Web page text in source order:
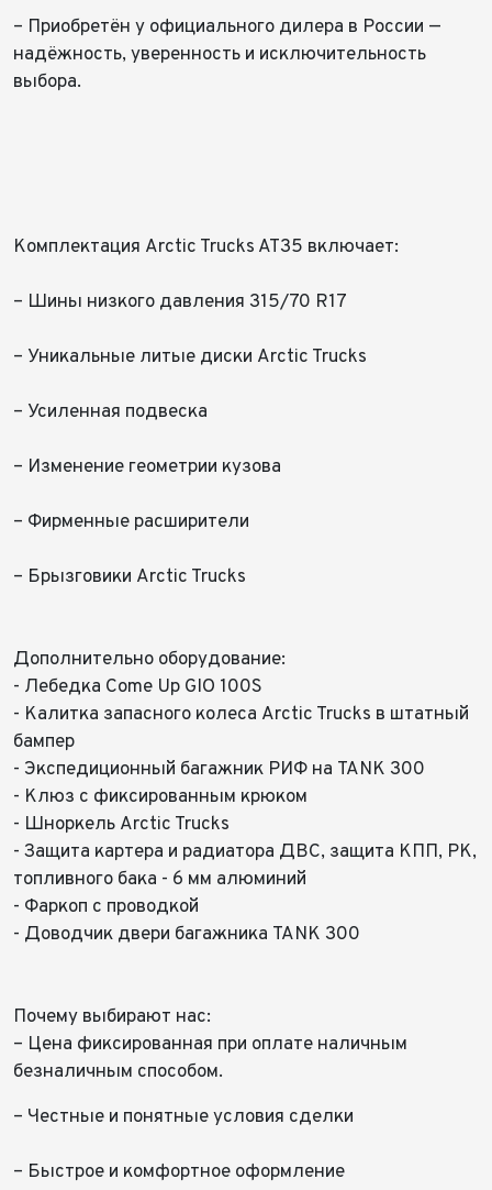
– Приобретён у официального дилера в России —
надёжность, уверенность и исключительность
выбора.
Комплектация Arctic Trucks AT35 включает:
– Шины низкого давления 315/70 R17
– Уникальные литые диски Arctic Trucks
– Усиленная подвеска
– Изменение геометрии кузова
– Фирменные расширители
– Брызговики Arctic Trucks
Дополнительно оборудование:
- Лебедка Come Up GIO 100S
- Калитка запасного колеса Arctic Trucks в штатный
бампер
- Экспедиционный багажник РИФ на TANK 300
- Клюз с фиксированным крюком
- Шноркель Arctic Trucks
- Защита картера и радиатора ДВС, защита КПП, РК,
топливного бака - 6 мм алюминий
- Фаркоп с проводкой
- Доводчик двери багажника TANK 300
Почему выбирают нас:
– Цена фиксированная при оплате наличным
безналичным способом.
– Честные и понятные условия сделки
– Быстрое и комфортное оформление
Отправить
Отправить